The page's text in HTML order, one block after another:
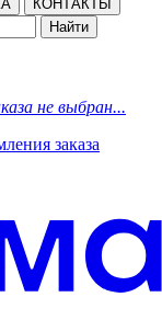
КОНТАКТЫ
Найти
не выбран...
заказа